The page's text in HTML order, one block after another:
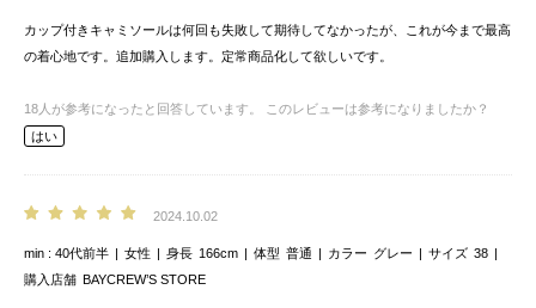
カップ付きキャミソールは何回も失敗して期待してなかったが、これが今まで最高
の着心地です。追加購入します。定常商品化して欲しいです。
18 人が参考になったと回答しています。
このレビューは参考になりましたか？
はい
2024.10.02
min 40代前半 女性 身長 166cm 体型 普通 カラー グレー サイズ 38
購入店舗 BAYCREW’S STORE